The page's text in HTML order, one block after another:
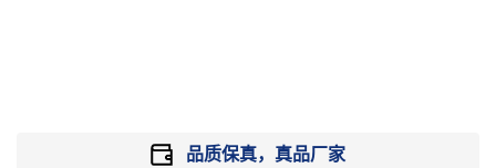
品质保真，真品厂家